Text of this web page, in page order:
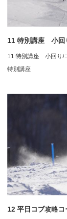
11 特別講座 小回
11 特別講座 小回り/
特別講座
12 平日コブ攻略